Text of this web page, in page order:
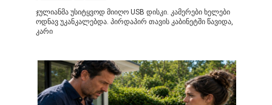
ჯულიანმა უსიტყვოდ მიიღო USB დისკი. კამერები ხელები
ოდნავ უკანკალებდა. პირდაპირ თავის კაბინეტში წავიდა,
კარი